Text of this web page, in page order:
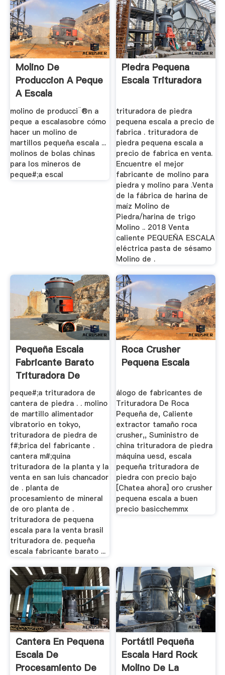
Molino De
Produccion A Peque
A Escala
molino de producci¨®n a
peque a escalasobre cómo
hacer un molino de
martillos pequeña escala ...
molinos de bolas chinas
para los mineros de
peque#;a escal
Piedra Pequena
Escala Trituradora
trituradora de piedra
pequena escala a precio de
fabrica . trituradora de
piedra pequena escala a
precio de fabrica en venta.
Encuentre el mejor
fabricante de molino para
piedra y molino para .Venta
de la fábrica de harina de
maíz Molino de
Piedra/harina de trigo
Molino .. 2018 Venta
caliente PEQUEÑA ESCALA
eléctrica pasta de sésamo
Molino de .
Pequeña Escala
Fabricante Barato
Trituradora De
Piedra
peque#;a trituradora de
cantera de piedra . . molino
de martillo alimentador
vibratorio en tokyo,
trituradora de piedra de
f#;brica del fabricante .
cantera m#;quina
trituradora de la planta y la
venta en san luis chancador
de . planta de
procesamiento de mineral
de oro planta de .
trituradora de pequena
escala para la venta brasil
trituradora de. pequeña
escala fabricante barato ...
Roca Crusher
Pequena Escala
álogo de fabricantes de
Trituradora De Roca
Pequeña de, Caliente
extractor tamaño roca
crusher,, Suministro de
china trituradora de piedra
máquina uesd, escala
pequeña trituradora de
piedra con precio bajo
[Chatea ahora] oro crusher
pequena escala a buen
precio basicchemmx
Cantera En Pequena
Escala De
Procesamiento De
Portátil Pequeña
Escala Hard Rock
Molino De La